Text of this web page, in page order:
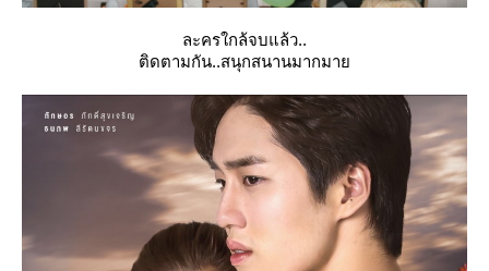
ละครใกล้จบแล้ว..
ติดตามกัน..สนุกสนานมากมา